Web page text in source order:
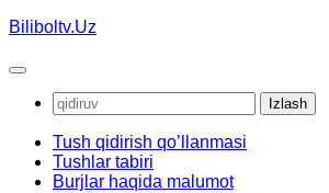
Skip
content
Biliboltv.Uz
Qidirshish:
Tush qidirish qo’llanmasi
Tushlar tabiri
Burjlar haqida malumot